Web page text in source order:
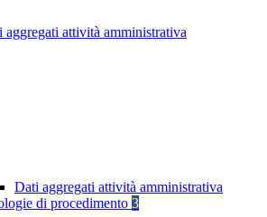
aggregati attività amministrativa
Dati aggregati attività amministrativa
di procedimento 3